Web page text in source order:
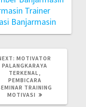
Trainer
Banjarmasin
NEXT
POST:
MOTIVATOR
PALANGKARAYA
TERKENAL,
PEMBICARA
TRAINING
MOTIVASI